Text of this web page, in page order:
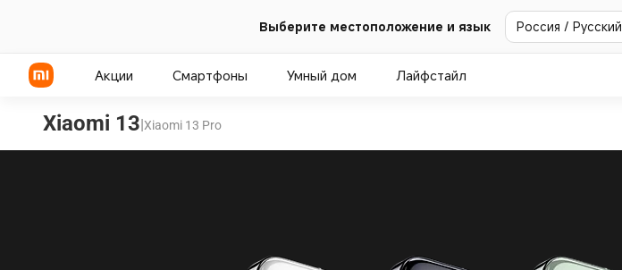
Выберите местоположение и язык Россия / Русский
Акции Смартфоны Умный дом Лайфстайл
Xiaomi 13|Xiaomi 13 Pro